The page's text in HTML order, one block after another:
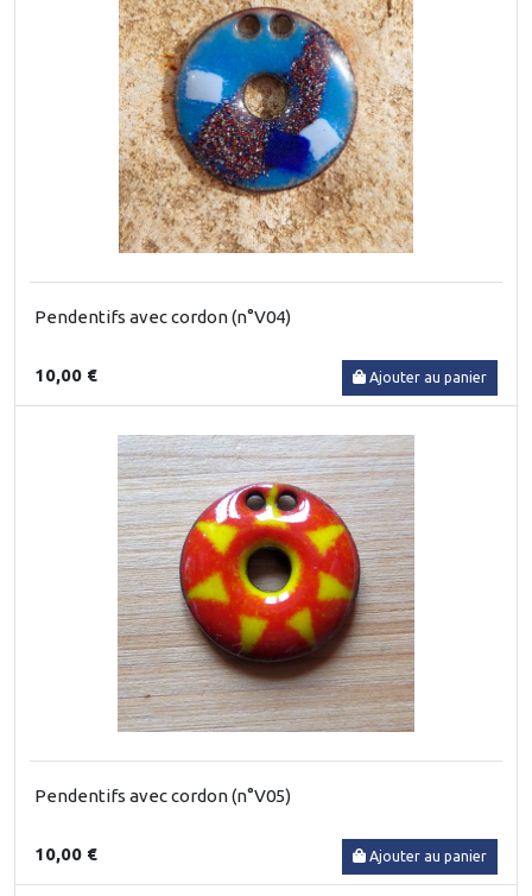
Pendentifs avec cordon (n°V04)
10,00 € Ajouter au panier
Pendentifs avec cordon (n°V05)
10,00 € Ajouter au panier